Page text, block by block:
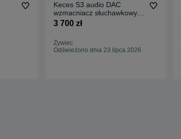
Keces S3 audio DAC
wzmacniacz słuchawkowy
przedwzmacniacz sony
3 700 zł
Żywiec
Odświeżono dnia 23 lipca 2026